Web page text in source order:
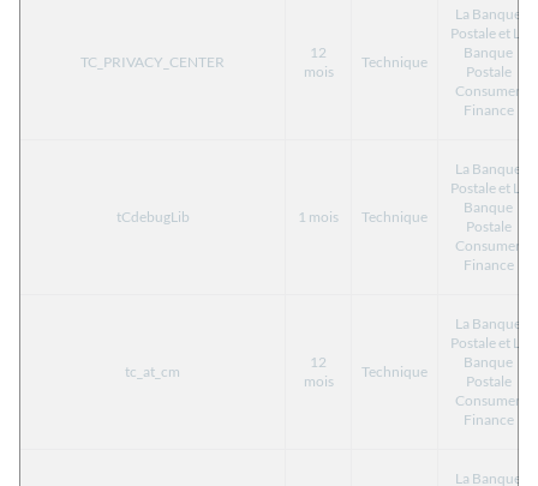
TC_PRIVACY_CENTER
12
mois
Technique
La Banque
Postale et La
Banque
Postale
Consumer
Finance
tCdebugLib 1 mois Technique
La Banque
Postale et La
Banque
Postale
Consumer
Finance
tc_at_cm
12
mois
Technique
La Banque
Postale et La
Banque
Postale
Consumer
Finance
La Banque